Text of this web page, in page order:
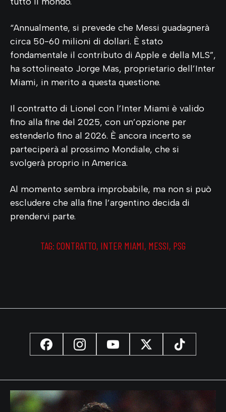
“Annualmente, si prevede che Messi guadagnerà
circa 50-60 milioni di dollari. È stato
fondamentale il contributo di Apple e della MLS”,
ha sottolineato Jorge Mas, proprietario dell’Inter
Miami, in merito a questa questione.
Il contratto di Lionel con l’Inter Miami è valido
fino alla fine del 2025, con un’opzione per
estenderlo fino al 2026. È ancora incerto se
parteciperà al prossimo Mondiale, che si
svolgerà proprio in America.
Al momento sembra improbabile, ma non si può
escludere che alla fine l’argentino decida di
prendervi parte.
TAG: CONTRATTO, INTER MIAMI, MESSI, PSG